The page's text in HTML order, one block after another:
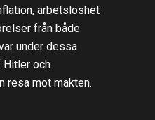
arbetslöshet
från både
under dessa
Hitler och
resa mot makten.